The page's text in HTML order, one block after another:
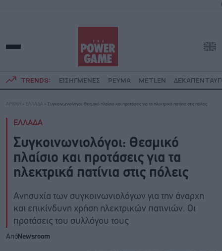
TRENDS: ΕΙΣΗΓΜΕΝΕΣ ΡΕΥΜΑ METLEN
ΑΡΧΙΚΗ » ΕΛΛΑΔΑ » Συγκοινωνιολόγοι: Θεσμικό πλαίσιο και προτάσεις για τα ηλεκτρικά πατίνια στις πόλεις
ΕΛΛΑΔΑ
Συγκοινωνιολόγοι: Θεσμικό
πλαίσιο και προτάσεις για τα
ηλεκτρικά πατίνια στις πόλεις
Ανησυχία των συγκοινωνιολόγων για την άναρχη
και επικίνδυνη χρήση ηλεκτρικών πατινιών. Οι
προτάσεις του συλλόγου τους
ΑπόNewsroom